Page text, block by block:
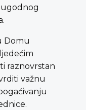
ugodnog
Domu
raznovrstan
važnu